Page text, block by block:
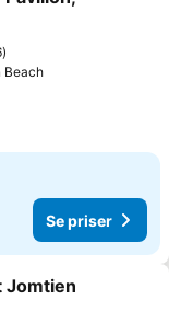
Beach
Se priser
Se priser
Jomtien